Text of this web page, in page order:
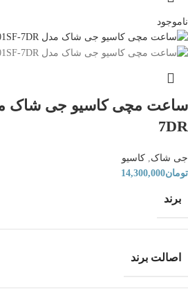
ناموجود
7DR
جی شاک, کاسیو
تومان14,300,000
برند
اصالت برند